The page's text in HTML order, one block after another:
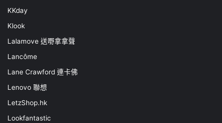
KKday
Klook
Lalamove 送嘢拿拿聲
Lancôme
Lane Crawford 連卡佛
Lenovo 聯想
LetzShop.hk
Lookfantastic